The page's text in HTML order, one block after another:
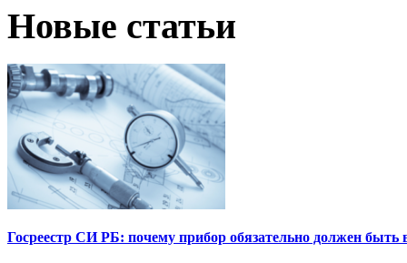
Новые статьи
Госреестр СИ РБ: почему прибор обязательно должен быть